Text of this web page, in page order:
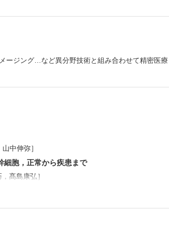
の代謝システム制御機
，山本雄広，早川典
ール動態解析［垣塚
實隆司］
す新領域の萌芽
岡野栄之］
医療の開発［岡本隆
［川上英良］
ージング…など異分野技術と組み合わせて精密医
中伸弥］
胞，正常から疾患まで
髙島康弘］